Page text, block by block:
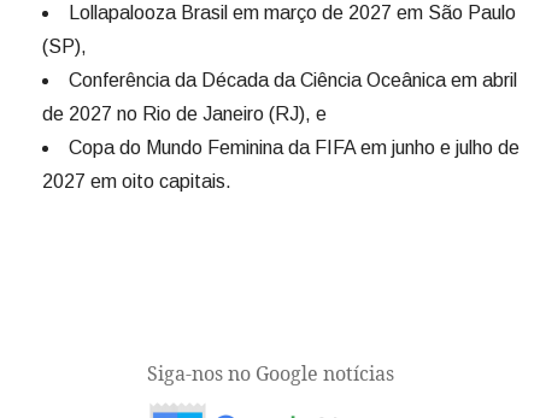
Lollapalooza Brasil em março de 2027 em São Paulo
(SP),
Conferência da Década da Ciência Oceânica em abril
de 2027 no Rio de Janeiro (RJ), e
Copa do Mundo Feminina da FIFA em junho e julho de
2027 em oito capitais.
Siga-nos no Google notícias